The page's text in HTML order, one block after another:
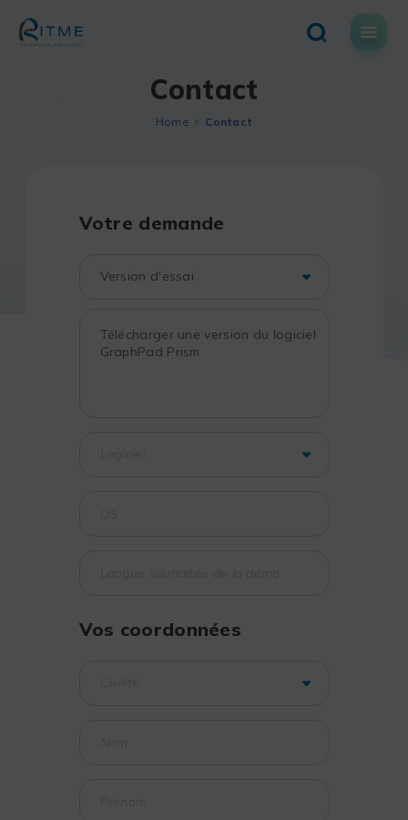
content
Contact
Home Contact
Votre demande
Vos coordonnées